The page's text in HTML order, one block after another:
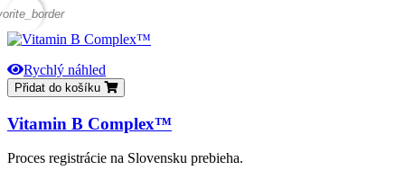
Rychlý náhled
Přidat do košíku
Vitamin B Complex™
Proces registrácie na Slovensku prebieha.